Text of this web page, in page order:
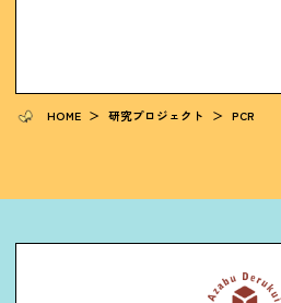
HOME ＞ 研究プロジェクト ＞ PCR